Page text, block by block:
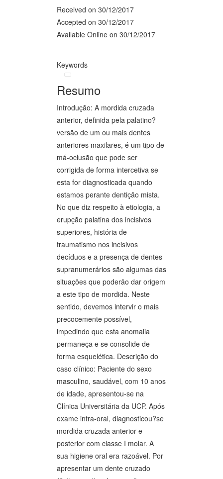
Received on 30/12/2017
Accepted on 30/12/2017
Available Online on 30/12/2017
Keywords
Resumo
Introdução: A mordida cruzada
anterior, definida pela palatino?
versão de um ou mais dentes
anteriores maxilares, é um tipo de
má-oclusão que pode ser
corrigida de forma intercetiva se
esta for diagnosticada quando
estamos perante dentição mista.
No que diz respeito à etiologia, a
erupção palatina dos incisivos
superiores, história de
traumatismo nos incisivos
decíduos e a presença de dentes
supranumerários são algumas das
situações que poderão dar origem
a este tipo de mordida. Neste
sentido, devemos intervir o mais
precocemente possível,
impedindo que esta anomalia
permaneça e se consolide de
forma esquelética. Descrição do
caso clínico: Paciente do sexo
masculino, saudável, com 10 anos
de idade, apresentou-se na
Clínica Universitária da UCP. Após
exame intra-oral, diagnosticou?se
mordida cruzada anterior e
posterior com classe I molar. A
sua higiene oral era razoável. Por
apresentar um dente cruzado